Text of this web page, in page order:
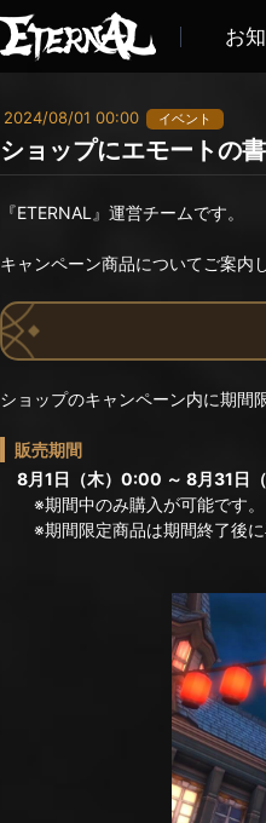
お
2024/08/01 00:00 イベント
ショップにエモートの
『ETERNAL』運営チームです。
キャンペーン商品についてご案内
ショップのキャンペーン内に期間
販売期間
8月1日（木）0:00 ～ 8月31日
※期間中のみ購入が可能です。
※期間限定商品は期間終了後に